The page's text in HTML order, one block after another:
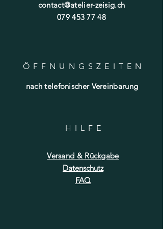
contact@atelier-zeisig.ch
079 453 77 48
ÖFFNUNGSZEITE N
nach telefonischer Vereinbarung
HILF E
Versand & Rückgabe
Datenschutz
FAQ